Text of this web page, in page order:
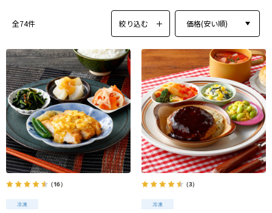
絞り込む 価格(安い順)
全74件
（16） （3）